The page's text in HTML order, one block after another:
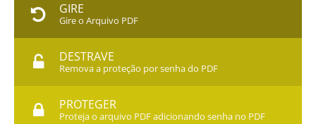
GIRE
Gire o Arquivo PDF
DESTRAVE
Remova a proteção por senha do PDF
PROTEGER
Proteja o arquivo PDF adicionando senha no PDF